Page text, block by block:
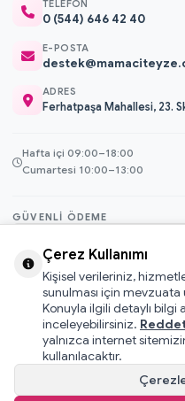
TELEFON
0 (544) 646 42 40
E-POSTA
ADRES
Ferhatpaşa Mahallesi, 23.
Hafta içi 09:00–18:00
Cumartesi 10:00–13:00
GÜVENLI ÖDEME
256-bit SSL
© 2026 Mamacı Teyze ·
Mesafeli
Gizlilik ve
KVKK
Çerez Kullanımı
Kişisel verileriniz,
sunulması için
Konuyla ilgili detaylı bilgi
inceleyebilirsiniz.
yalnızca internet
kullanılacaktır.